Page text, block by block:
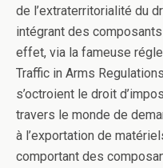
de l’extraterritorialité du
intégrant des
effet, via la fameuse
Traffic in Arms
s’octroient le droit
travers le monde de
à l’exportation de
comportant des